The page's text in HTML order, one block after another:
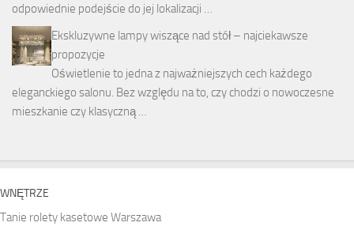
odpowiednie podejście do jej lokalizacji …
Ekskluzywne lampy wiszące nad stół – najciekawsze
propozycje
Oświetlenie to jedna z najważniejszych cech każdego
eleganckiego salonu. Bez względu na to, czy chodzi o nowoczesne
mieszkanie czy klasyczną …
WNĘTRZE
Tanie rolety kasetowe Warszawa